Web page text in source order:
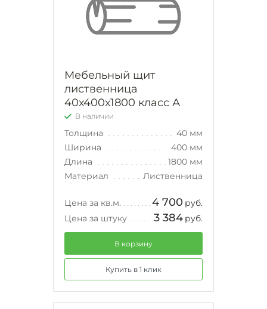
Мебельный щит
лиственница
40х400х1800 класс А
В наличии
Толщина
40 мм
Ширина
400 мм
Длина
1800 мм
Материал
Лиственница
Цена за кв.м. 4 700 руб.
Цена за штуку
3 384 руб.
В корзину
Купить в 1 клик